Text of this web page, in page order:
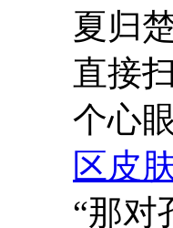
夏归
直接
个心
区皮
“那对